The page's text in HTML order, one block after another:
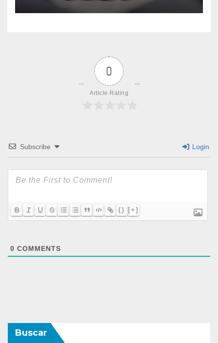
0
Article Rating
Subscribe Login
{} [+]
0 COMMENTS
Buscar